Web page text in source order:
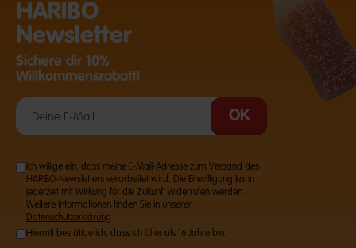
HARIBO
Newsletter
Sichere dir 10%
Willkommensrabatt!
Ich willige ein, dass meine E-Mail-Adresse zum Versand des
HARIBO-Newsletters verarbeitet wird. Die Einwilligung kann
jederzeit mit Wirkung für die Zukunft widerrufen werden.
Weitere Informationen finden Sie in unserer
Datenschutzerklärung
Hiermit bestätige ich, dass ich älter als 16 Jahre bin.